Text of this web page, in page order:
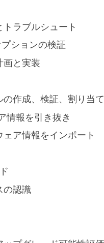
ラブルシュート
ションの検証
画と実装
作成、検証、割り当て
情報を引き抜き
ア情報をインポート
の認識